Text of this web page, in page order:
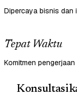
Dipercaya bisnis dan
Tepat Waktu
Komitmen